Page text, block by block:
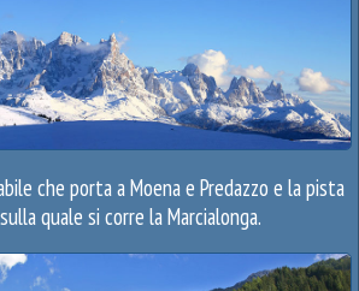
che porta a Moena e Predazzo e la pista
quale si corre la Marcialonga.